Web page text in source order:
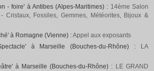
- foire' à Antibes (Alpes-Maritimes) : 14ème Salon
Cristaux, Fossiles, Gemmes, Météorites, Bijoux &
à Romagne (Vienne) :Appel aux exposants
à Marseille (Bouches-du-Rhône) :
LA
à Marseille (Bouches-du-Rhône) : LE GRAND